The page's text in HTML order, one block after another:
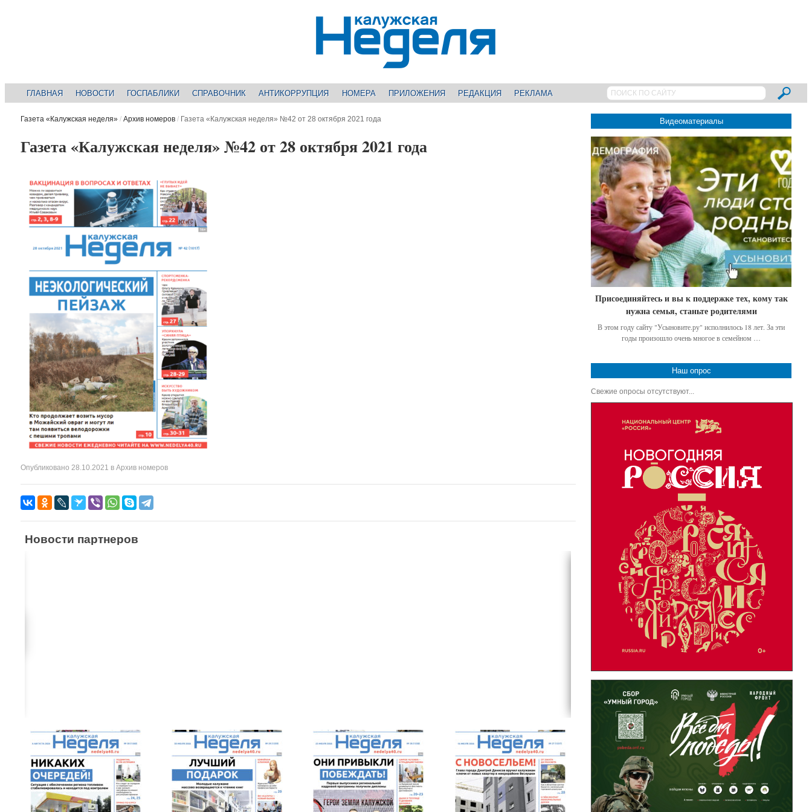
ГЛАВНАЯ НОВОСТИ ГОСПАБЛИКИ СПРАВОЧНИК АНТИКОРРУПЦИЯ НОМЕРА ПРИЛОЖЕНИЯ РЕДАКЦИЯ РЕКЛАМА
Газета «Калужская неделя» / Архив номеров / Газета «Калужская неделя» №42 от 28 октября 2021 года
Газета «Калужская неделя» №42 от 28 октября 2021 года
Опубликовано 28.10.2021 в Архив номеров
Новости партнеров
Видеоматериалы
Присоединяйтесь и вы к поддержке тех, кому так
нужна семья, станьте родителями
В этом году сайту "Усыновите.ру" исполнилось 18 лет. За эти
годы произошло очень многое в семейном …
Наш опрос
Свежие опросы отсутствуют...